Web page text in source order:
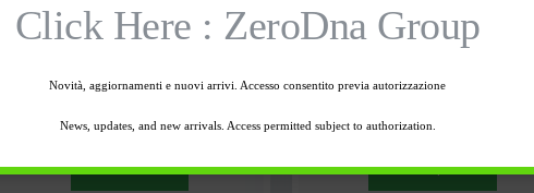
ESAURITO
Leader Fluoro
9,50
Guarda
Varivas Light Game Shock
Leader Fluoro
Acquista
Click Here : ZeroDna Group
Novità, aggiornamenti e nuovi arrivi. Accesso consentito previa autorizzazione
News, updates, and new arrivals. Access permitted subject to authorization.